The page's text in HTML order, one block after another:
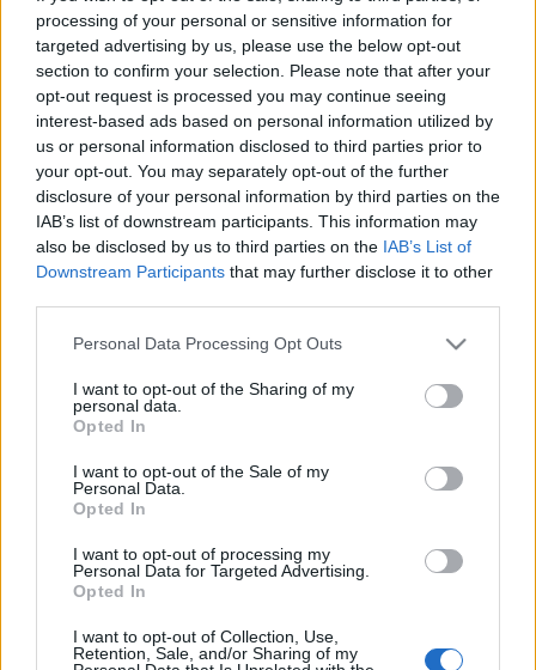
processing of your personal or sensitive information for
targeted advertising by us, please use the below opt-out
section to confirm your selection. Please note that after your
opt-out request is processed you may continue seeing
interest-based ads based on personal information utilized by
us or personal information disclosed to third parties prior to
your opt-out. You may separately opt-out of the further
disclosure of your personal information by third parties on the
IAB’s list of downstream participants. This information may
also be disclosed by us to third parties on the IAB’s List of
Downstream Participants that may further disclose it to other
Please note that this website/app uses one or more Google
not limited to your visit or usage behaviour. You may click to
grant or deny consent to Google and its third-party tags to
use your data for below specified purposes in below Google
consent section.
Personal Data Processing Opt Outs
I want to opt-out of the Sharing of my
personal data.
Opted In
I want to opt-out of the Sale of my
Personal Data.
Opted In
I want to opt-out of processing my
Personal Data for Targeted Advertising.
Opted In
I want to opt-out of Collection, Use,
Retention, Sale, and/or Sharing of my
Marietta Le•2014. április 25.
Világszínvonalú, de meg nem nevezhető arcfelismerő
szoftvert fognak használni a józsefvárosiak
megfigyelésére, az önkormányzat a ...
Hétmilliárdot költöttek a
minisztériumok az utolsó fél évben
2014. április 24.
A második Orbán-kormány utolsó fél évében a
minisztériumok és háttérintézményeik legkevesebb
7.111.094.741 forintot költöttek utazásra, ...
Kello, KLIK, OFI – egy sikertörténet
állomásai
•
Kormányzati körökből eddig nem érkezett
értékelhető magyarázat a tankönyvpiac totális
államosításának szükségességéről. Azt az általános